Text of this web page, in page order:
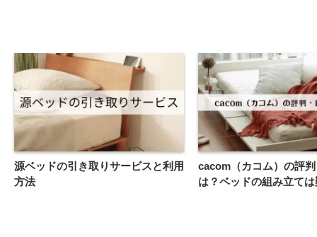
源ベッドの引き取りサービスと利用
方法
cacom（カコム）の評
は？ベッドの組み立て